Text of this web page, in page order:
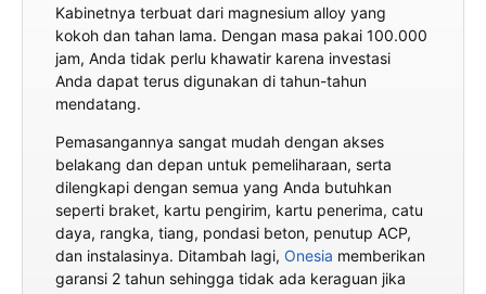
Kabinetnya terbuat dari magnesium alloy yang
kokoh dan tahan lama. Dengan masa pakai 100.000
jam, Anda tidak perlu khawatir karena investasi
Anda dapat terus digunakan di tahun-tahun
mendatang.
Pemasangannya sangat mudah dengan akses
belakang dan depan untuk pemeliharaan, serta
dilengkapi dengan semua yang Anda butuhkan
seperti braket, kartu pengirim, kartu penerima, catu
daya, rangka, tiang, pondasi beton, penutup ACP,
dan instalasinya. Ditambah lagi, Onesia memberikan
garansi 2 tahun sehingga tidak ada keraguan jika